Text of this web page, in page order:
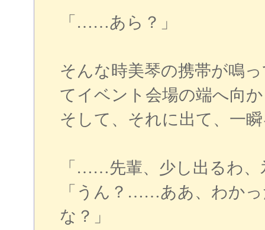
「……あら？」
そんな時美琴の携帯が鳴
てイベント会場の端へ向
そして、それに出て、一
「……先輩、少し出るわ
「うん？……ああ、わか
な？」